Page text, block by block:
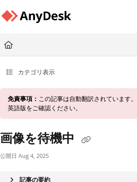
Fetch the complete documentation index at:
カテゴリ表示
免責事項： この記事は自動翻訳されています
英語版をご確認ください。
画像を待機中
公開日 Aug 4, 2025
記事の要約